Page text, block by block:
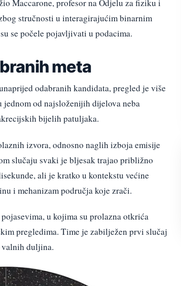
Maccarone, profesor na Odjelu za fiziku i
stručnosti u interagirajućim binarnim
se počele pojavljivati u podacima.
meta
odabranih kandidata, pregled je više
od najsloženijih dijelova neba
bijelih patuljaka.
izvora, odnosno naglih izboja emisije
slučaju svaki je bljesak trajao približno
ali je kratko u kontekstu većine
i mehanizam područja koje zrači.
u kojima su prolazna otkrića
pregledima. Time je zabilježen prvi slučaj
valnih duljina.